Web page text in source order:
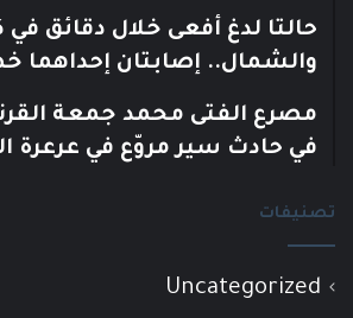
حالتا لدغ أفعى خلال دقائق في
والشمال.. إصابتان إحداهما
في حادث سير مروّع في عرعرة
تصنيفات
Uncategorized